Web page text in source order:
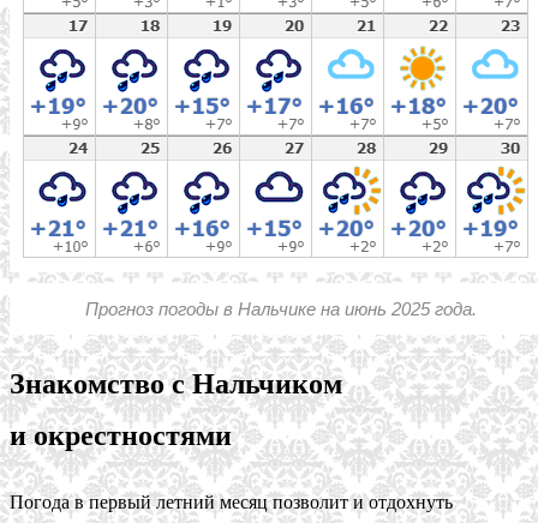
Прогноз погоды в Нальчике на июнь 2025 года.
Знакомство с Нальчиком
и окрестностями
Погода в первый летний месяц позволит и отдохнуть